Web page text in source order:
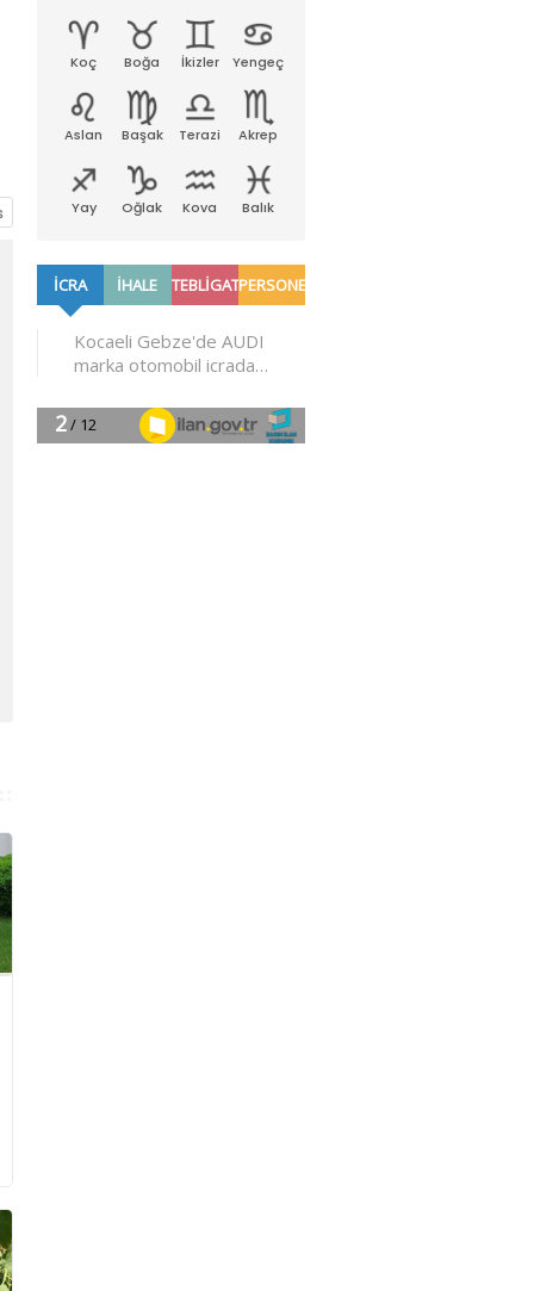
Koç Boğa İkizler Yengeç
Aslan Başak Terazi Akrep
Yay Oğlak Kova Balık